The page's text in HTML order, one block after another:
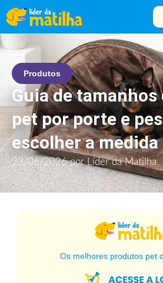
Produtos
Guia de tamanhos
pet por porte e
escolher a medida
23/06/2026 porLíder da Matilha
Os melhores produtos pet